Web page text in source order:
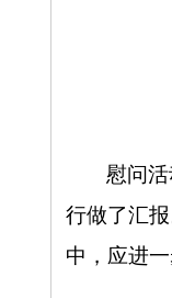
慰问
行做了汇
中，应进